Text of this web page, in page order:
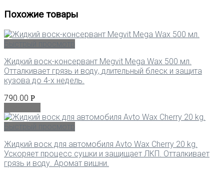
Похожие товары
Жидкий воск-консервант Megvit Mega Wax 500 мл.
Отталкивает грязь и воду, длительный блеск и защита
кузова до 4-х недель.
790.00 Р
Жидкий воск для автомобиля Avto Wax Cherry 20 kg.
Ускоряет процесс сушки и защищает ЛКП. Отталкивает
грязь и воду. Аромат вишни.